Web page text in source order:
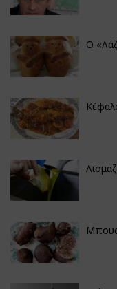
Ο